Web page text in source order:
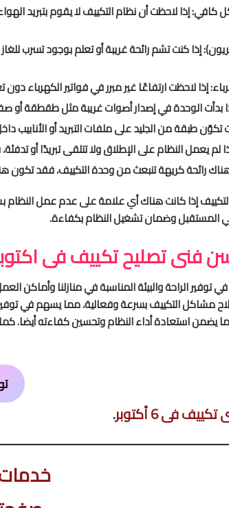
كافي: إذا لاحظت أن نظام التكييف لا يقوم بتبريد
إذا كنت تشم رائحة غريبة أو تعلم بوجود تسرب
إذا لاحظت ارتفاعًا غير مبرر في فواتير الكهرباء
بدأت الوحدة في إصدار أصوات غريبة مثل طقطقة أو
تكوّن طبقة من الجليد على ملفات التبريد أو
يعمل النظام على الإطلاق ولا تتلقى تبريدًا أو
رائحة كريهة تنبعث من وحدة التكييف، فقد تكون
إذا كانت هناك أي علامة على عدم عمل
وضمان تشغيل النظام بكفاءة.
فنى تصليح تكييف فى
توفير الراحة والبيئة المناسبة في منازلنا
مشاكل التكييف بسرعة وفعالية، مما يسهم في
يضمن استعادة أداء النظام وتحسين كفاءته أيضا. كما
فى 6 أكتوبر .
خدمات